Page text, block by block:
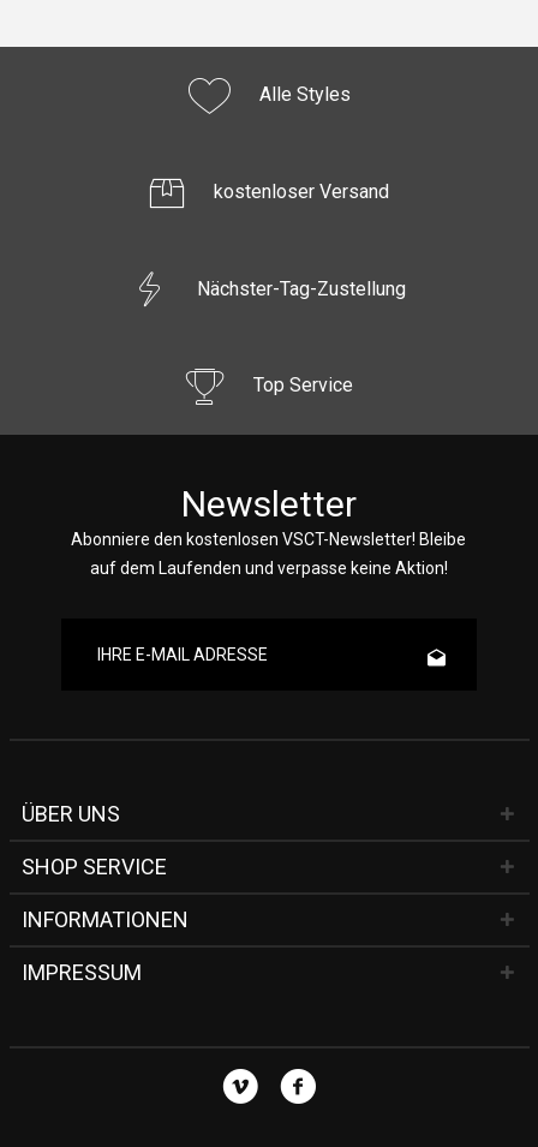
Alle Styles
kostenloser Versand
Nächster-Tag-Zustellung
Top Service
Newsletter
Abonniere den kostenlosen VSCT-Newsletter! Bleibe
auf dem Laufenden und verpasse keine Aktion!
ÜBER UNS
SHOP SERVICE
INFORMATIONEN
IMPRESSUM